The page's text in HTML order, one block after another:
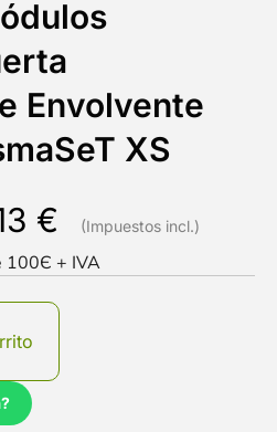
Envolvente
XS
€
100Є + IVA